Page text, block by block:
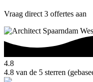
Vraag direct 3 offertes aan
4.8
4.8 van de 5 sterren